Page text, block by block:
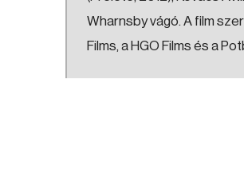
Wharnsby vágó. A film
Films, a HGO Films és a